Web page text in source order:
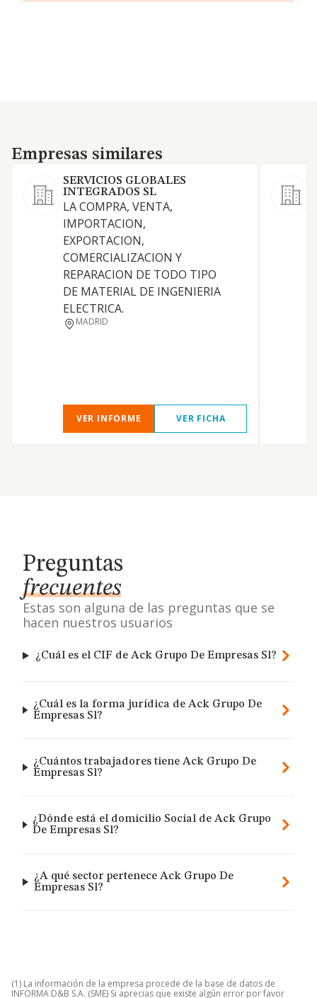
Empresas similares
Empresas similares
SERVICIOS GLOBALES
INTEGRADOS SL
LA COMPRA, VENTA,
IMPORTACION,
EXPORTACION,
COMERCIALIZACION Y
REPARACION DE TODO TIPO
DE MATERIAL DE INGENIERIA
ELECTRICA.
MADRID
VER INFORME VER FICHA
Preguntas
frecuentes
Estas son alguna de las preguntas que se
hacen nuestros usuarios
¿Cuál es el CIF de Ack Grupo De Empresas Sl?
¿Cuál es la forma jurídica de Ack Grupo De
Empresas Sl?
¿Cuántos trabajadores tiene Ack Grupo De
Empresas Sl?
¿Dónde está el domicilio Social de Ack Grupo
De Empresas Sl?
¿A qué sector pertenece Ack Grupo De
Empresas Sl?
(1) La información de la empresa procede de la base de datos de
INFORMA D&B S.A. (SME) Si aprecias que existe algún error por favor